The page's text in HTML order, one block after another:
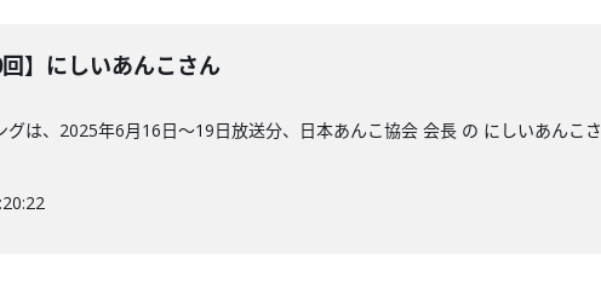
】にしいあんこさん
は、2025年6月16日〜19日放送分、日本あんこ協会 会長 の にしいあんこさ